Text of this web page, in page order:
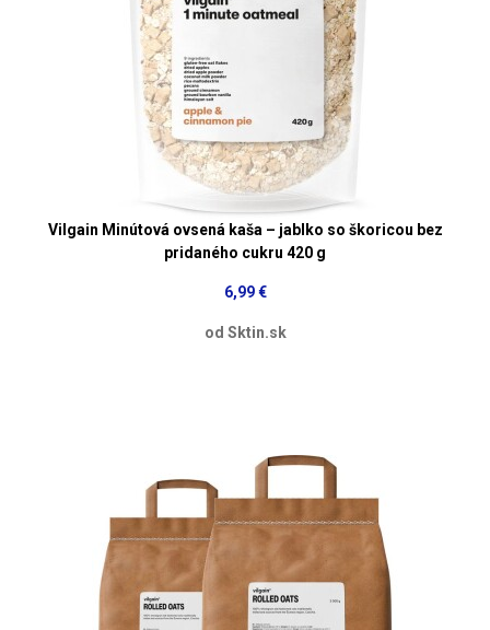
Vilgain Minútová ovsená kaša – jablko so škoricou bez
pridaného cukru 420 g
6,99 €
od Sktin.sk